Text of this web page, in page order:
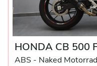
HONDA CB 500
ABS - Naked Motorrad